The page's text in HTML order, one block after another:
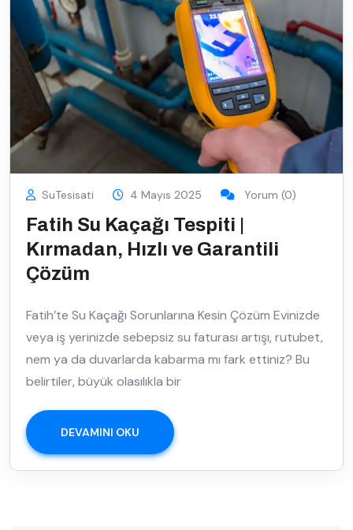
SuTesisati 4 Mayıs 2025 Yorum (0)
Fatih Su Kaçağı Tespiti |
Kırmadan, Hızlı ve Garantili
Çözüm
Fatih’te Su Kaçağı Sorunlarına Kesin Çözüm Evinizde
veya iş yerinizde sebepsiz su faturası artışı, rutubet,
nem ya da duvarlarda kabarma mı fark ettiniz? Bu
belirtiler, büyük olasılıkla bir
DEVAMINI OKU